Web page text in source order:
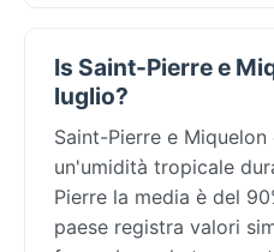
Is Saint-Pierre e
luglio?
Saint-Pierre e
un'umidità tropicale
Pierre la media è del
paese registra valori